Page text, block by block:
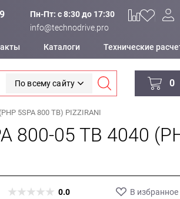
Пн-Пт: c 8:30 до 17:30
info@technodrive.pro
Каталоги Технические
По всему сайту 0
5SPA 800 TB) PIZZIRANI
800-05 TB 4040
0.0 В избранное